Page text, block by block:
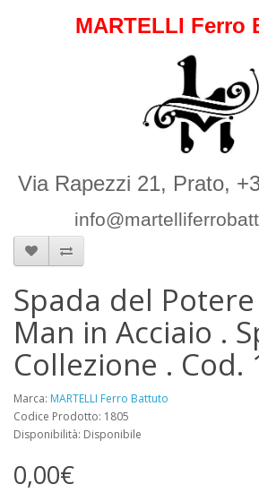
MARTELLI Ferro
Via Rapezzi 21, Prato,
Spada del
Man in Acciaio .
Collezione . Cod.
Marca: MARTELLI Ferro Battuto
Codice Prodotto: 1805
Disponibilità: Disponibile
0,00€